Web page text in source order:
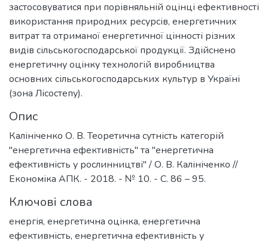
застосовуватися при порівняльній оцінці ефективності
використання природних ресурсів, енергетичних
витрат та отриманої енергетичної цінності різних
видів сільськогосподарської продукції. Здійснено
енергетичну оцінку технологій виробництва
основних сільськогосподарських культур в Україні
(зона Лісостепу).
Опис
Калініченко О. В. Теоретична сутність категорій
"енергетична ефективність" та "енергетична
ефективність у рослинництві" / О. В. Калініченко //
Економіка АПК. - 2018. - № 10. - С. 86 – 95.
Ключові слова
енергія, енергетична оцінка, енергетична
ефективність, енергетична ефективність у